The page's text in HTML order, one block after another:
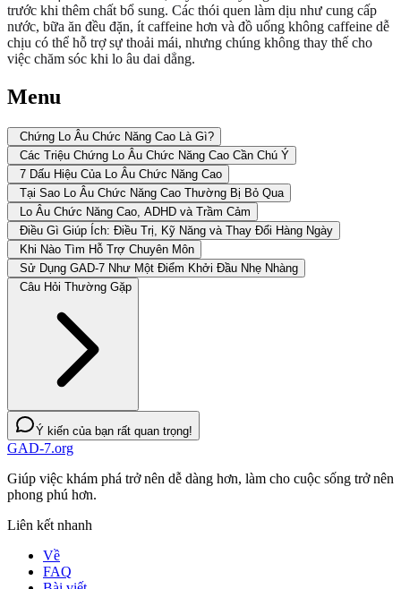
trước khi thêm chất bổ sung. Các thói quen làm dịu như cung cấp
nước, bữa ăn đều đặn, ít caffeine hơn và đồ uống không caffeine dễ
chịu có thể hỗ trợ sự thoải mái, nhưng chúng không thay thế cho
việc chăm sóc khi lo âu dai dẳng.
Menu
Chứng Lo Âu Chức Năng Cao Là Gì?
Các Triệu Chứng Lo Âu Chức Năng Cao Cần Chú Ý
7 Dấu Hiệu Của Lo Âu Chức Năng Cao
Tại Sao Lo Âu Chức Năng Cao Thường Bị Bỏ Qua
Lo Âu Chức Năng Cao, ADHD và Trầm Cảm
Điều Gì Giúp Ích: Điều Trị, Kỹ Năng và Thay Đổi Hàng Ngày
Khi Nào Tìm Hỗ Trợ Chuyên Môn
Sử Dụng GAD-7 Như Một Điểm Khởi Đầu Nhẹ Nhàng
Câu Hỏi Thường Gặp
Ý kiến của bạn rất quan trọng!
GAD-7.org
Giúp việc khám phá trở nên dễ dàng hơn, làm cho cuộc sống trở nên
phong phú hơn.
Liên kết nhanh
Về
FAQ